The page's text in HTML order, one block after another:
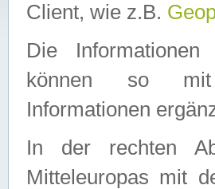
Client, wie z.B.
Die
können so mit
Informationen
In der rechten
Mitteleuropas mit